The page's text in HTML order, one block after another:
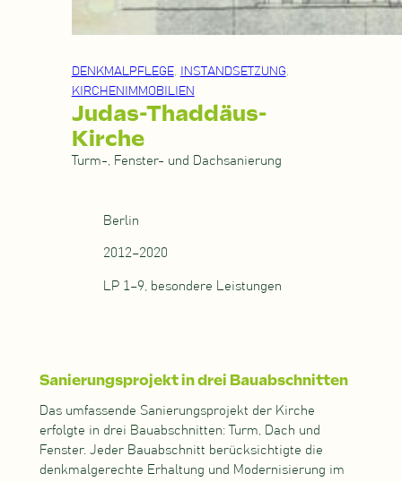
DENKMALPFLEGE, INSTANDSETZUNG
KIRCHENIMMOBILIEN
Judas-Thaddäus-
Kirche
Turm-, Fenster- und Dachsanierung
Berlin
2012–2020
LP 1–9, besondere Leistungen
Sanierungsprojekt in drei Bauabschnitten
Das umfassende Sanierungsprojekt der Kirche
erfolgte in drei Bauabschnitten: Turm, Dach und
Fenster. Jeder Bauabschnitt berücksichtigte die
denkmalgerechte Erhaltung und Modernisierung im